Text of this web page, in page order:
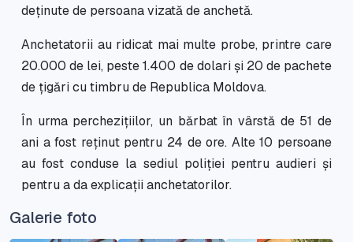
deținute de persoana vizată de anchetă.
Anchetatorii au ridicat mai multe probe, printre care
20.000 de lei, peste 1.400 de dolari și 20 de pachete
de țigări cu timbru de Republica Moldova.
În urma perchezițiilor, un bărbat în vârstă de 51 de
ani a fost reținut pentru 24 de ore. Alte 10 persoane
au fost conduse la sediul poliției pentru audieri și
pentru a da explicații anchetatorilor.
Galerie foto